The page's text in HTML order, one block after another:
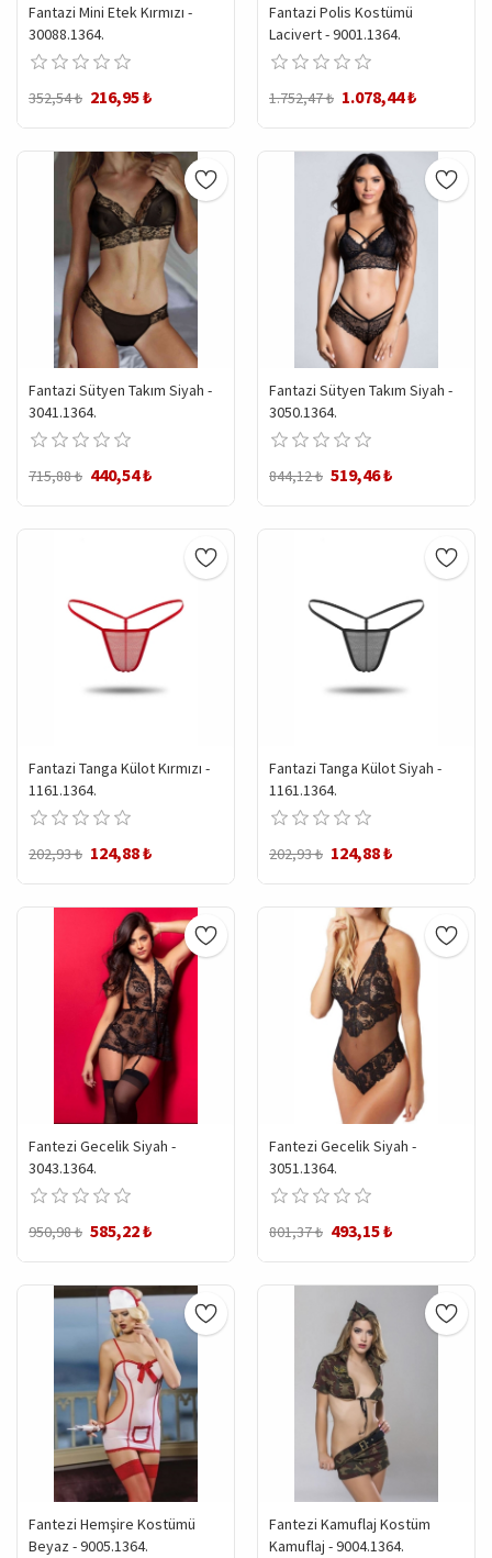
Fantazi Mini Etek Kırmızı -
30088.1364.
352,54 ₺ 216,95 ₺
Fantazi Polis Kostümü
Lacivert - 9001.1364.
1.752,47 ₺ 1.078,44 ₺
Fantazi Sütyen Takım Siyah -
3041.1364.
715,88 ₺ 440,54 ₺
Fantazi Sütyen Takım Siyah -
3050.1364.
844,12 ₺ 519,46 ₺
Fantazi Tanga Külot Kırmızı -
1161.1364.
202,93 ₺ 124,88 ₺
Fantazi Tanga Külot Siyah -
1161.1364.
202,93 ₺ 124,88 ₺
Fantezi Gecelik Siyah -
3043.1364.
950,98 ₺ 585,22 ₺
Fantezi Gecelik Siyah -
3051.1364.
801,37 ₺ 493,15 ₺
Fantezi Hemşire Kostümü
Beyaz - 9005.1364.
Fantezi Kamuflaj Kostüm
Kamuflaj - 9004.1364.